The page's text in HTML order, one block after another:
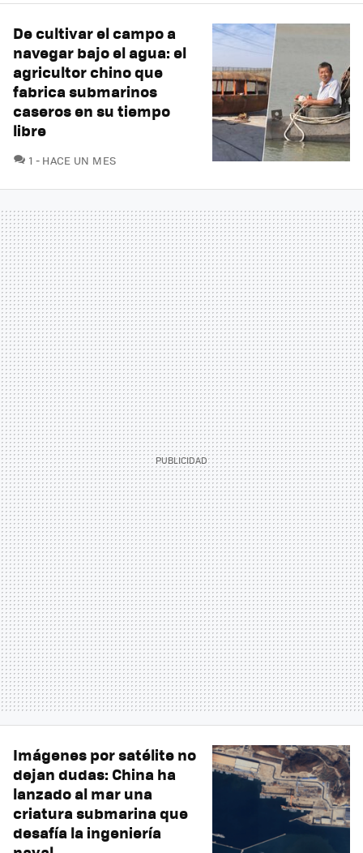
De cultivar el campo a
navegar bajo el agua: el
agricultor chino que
fabrica submarinos
caseros en su tiempo
libre
1 COMENTARIOS
HACE UN MES
Imágenes por satélite no
dejan dudas: China ha
lanzado al mar una
criatura submarina que
desafía la ingeniería